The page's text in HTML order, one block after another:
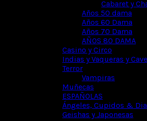
Cabaret y
Años 50 dama
Años 60 Dama
Años 70 Dama
AÑOS 80 DAMA
Casino y Circo
Indias y Vaqueras y
Terror
Vampiras
Muñecas
ESPAÑOLAS
Ángeles, Cupidos &
Geishas y Japonesas